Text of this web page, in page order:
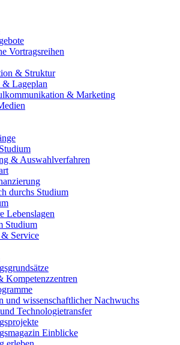
Vortragsreihen
& Struktur
& Lageplan
& Marketing
& Auswahlverfahren
durchs Studium
Lebenslagen
Studium
Service
Kompetenzzentren
und wissenschaftlicher Nachwuchs
Technologietransfer
Einblicke